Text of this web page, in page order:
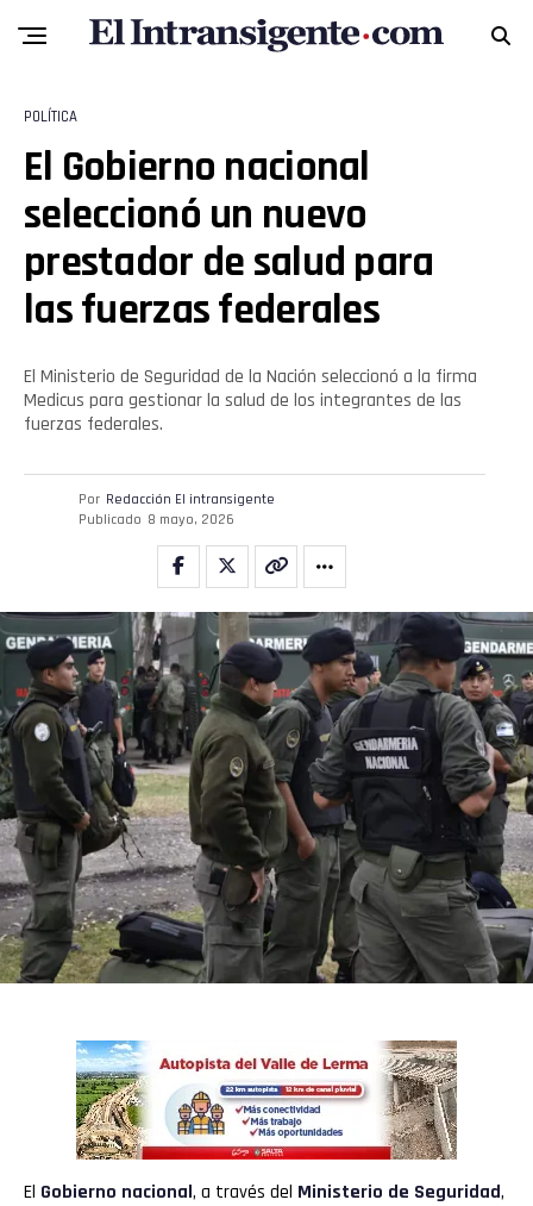
POLÍTICA
El Gobierno nacional
seleccionó un nuevo
prestador de salud para
las fuerzas federales
El Ministerio de Seguridad de la Nación seleccionó a la firma
Medicus para gestionar la salud de los integrantes de las
fuerzas federales.
Por Redacción El intransigente
Publicado 8 mayo, 2026
El Gobierno nacional, a través del Ministerio de Seguridad,